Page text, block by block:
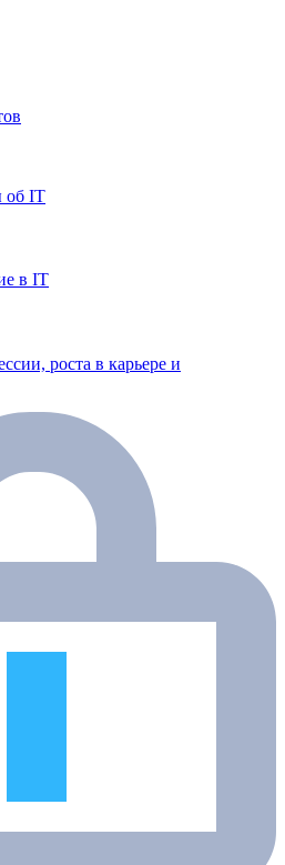
об IT
в IT
роста в карьере и